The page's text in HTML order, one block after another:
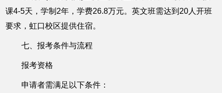
课4-5天，学制2年，学费26.8万元。英文班需达到20人开班
要求，虹口校区提供住宿。
七、报考条件与流程
报考资格
申请者需满足以下条件：